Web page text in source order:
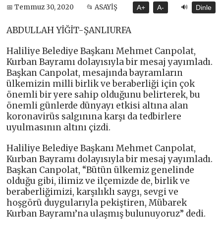
📅 Temmuz 30, 2020 📂 ASAYİŞ A+ A- 🔊 Dinle
ABDULLAH YİĞİT-ŞANLIURFA
Haliliye Belediye Başkanı Mehmet Canpolat,
Kurban Bayramı dolayısıyla bir mesaj yayımladı.
Başkan Canpolat, mesajında bayramların
ülkemizin milli birlik ve beraberliği için çok
önemli bir yere sahip olduğunu belirterek, bu
önemli günlerde dünyayı etkisi altına alan
koronavirüs salgınına karşı da tedbirlere
uyulmasının altını çizdi.
Haliliye Belediye Başkanı Mehmet Canpolat,
Kurban Bayramı dolayısıyla bir mesaj yayımladı.
Başkan Canpolat, “Bütün ülkemiz genelinde
olduğu gibi, ilimiz ve ilçemizde de, birlik ve
beraberliğimizi, karşılıklı saygı, sevgi ve
hoşgörü duygularıyla pekiştiren, Mübarek
Kurban Bayramı’na ulaşmış bulunuyoruz” dedi.